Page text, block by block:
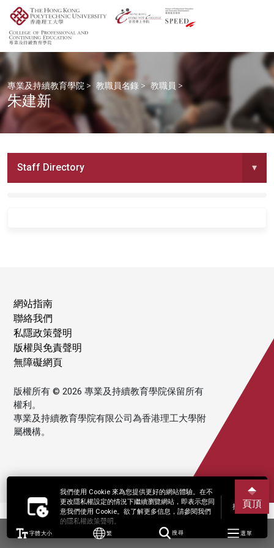
我們使用 Cookie 來為您提供更好的網站體驗。在不
更改隱私權設定的情況下繼續瀏覽網站，即表示您同
意我們使用 Cookie。欲了解更多信息，請參閱我們
的隱私權政策聲明。
接受
字體大小 繁 搜尋 選單
專業及持續教育學院 > 教職員名錄 > 教職員 >
朱建新
Staff Directory ▾
網站指南
聯絡我們
私隱政策聲明
版權與免責聲明
無障礙網頁
版權所有 © 2026 專業及持續教育學院保留所有
權利。
專業及持續教育學院有限公司為香港理工大學附
屬機構。
頁頂